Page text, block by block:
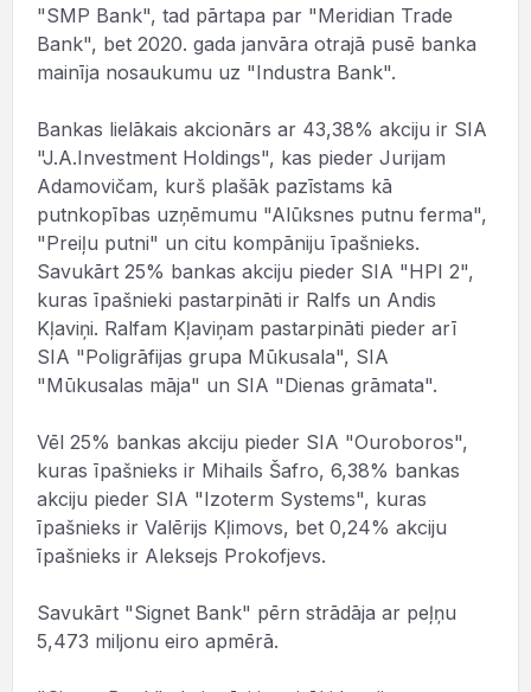
"SMP Bank", tad pārtapa par "Meridian Trade
Bank", bet 2020. gada janvāra otrajā pusē banka
mainīja nosaukumu uz "Industra Bank".
Bankas lielākais akcionārs ar 43,38% akciju ir SIA
"J.A.Investment Holdings", kas pieder Jurijam
Adamovičam, kurš plašāk pazīstams kā
putnkopības uzņēmumu "Alūksnes putnu ferma",
"Preiļu putni" un citu kompāniju īpašnieks.
Savukārt 25% bankas akciju pieder SIA "HPI 2",
kuras īpašnieki pastarpināti ir Ralfs un Andis
Kļaviņi. Ralfam Kļaviņam pastarpināti pieder arī
SIA "Poligrāfijas grupa Mūkusala", SIA
"Mūkusalas māja" un SIA "Dienas grāmata".
Vēl 25% bankas akciju pieder SIA "Ouroboros",
kuras īpašnieks ir Mihails Šafro, 6,38% bankas
akciju pieder SIA "Izoterm Systems", kuras
īpašnieks ir Valērijs Kļimovs, bet 0,24% akciju
īpašnieks ir Aleksejs Prokofjevs.
Savukārt "Signet Bank" pērn strādāja ar peļņu
5,473 miljonu eiro apmērā.